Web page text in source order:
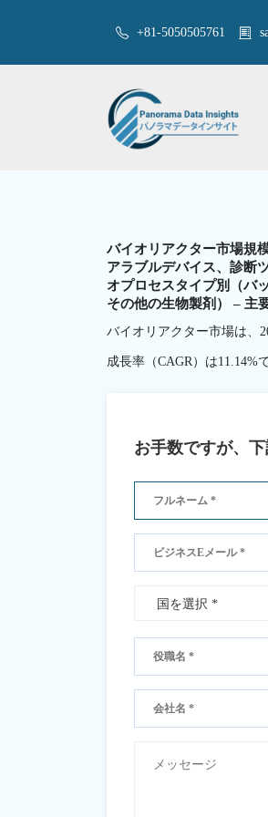
+81-5050505761
バイオリアクター市場規
アラブルデバイス、診断
オプロセスタイプ別（バ
その他の生物製剤） – 主
バイオリアクター市場は、
成長率（CAGR）は11.14%
お手数ですが、